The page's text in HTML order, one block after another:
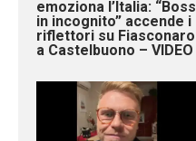
emoziona l’Italia: “Boss
in incognito” accende i
riflettori su Fiasconaro
a Castelbuono – VIDEO